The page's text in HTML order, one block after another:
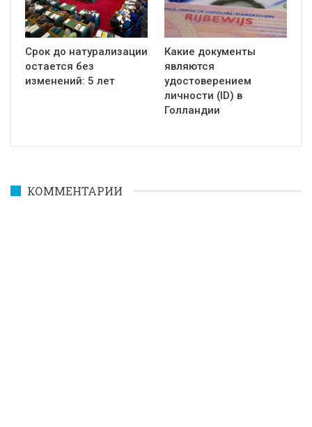
Срок до натурализации
остается без
изменений: 5 лет
Какие документы
являются
удостоверением
личности (ID) в
Голландии
КОММЕНТАРИИ